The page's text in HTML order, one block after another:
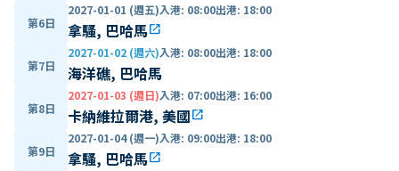
第6日
2027-01-01 (週五)入港: 08:00出港: 18:00
拿騷, 巴哈馬open_in_new
第7日
2027-01-02 (週六)入港: 08:00出港: 18:00
海洋礁, 巴哈馬
第8日
2027-01-03 (週日)入港: 07:00出港: 16:00
卡納維拉爾港, 美國open_in_new
第9日
2027-01-04 (週一)入港: 09:00出港: 18:00
拿騷, 巴哈馬open_in_new